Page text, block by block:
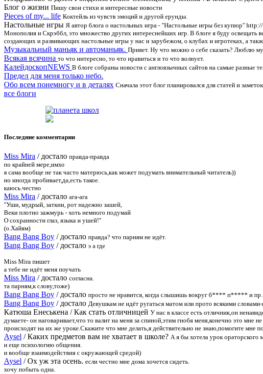
Блог о жизни Пишу свои стихи и интересные новости
Pieces of my... life Коктейль из чувств эмоций и другой ерунды.
Настольные игры Я автор блога о настольных игра - "Настольные игры без купюр"
Монополия и Скрэббл, это множество других интереснейших игр. В блоге я буду освещать
создающих и развивающих настольные игры у нас и зарубежом, о клубах и игротеках, а
Музыкальный маньяк и автоманьяк. Привет. Ну что можно о себе сказать? Люблю
Всякая всячина то что интересно, то что нравиться и то что волнует.
КалейдоскопNEWS В блоге собраны новости с англоязычных сайтов на самые разные
Предел для меня только небо.
Обо всем понемногу и в деталях Сначала этот блог планировался для статей и
все блоги
Последние комментарии
Miss Mira / достало правда-правда
по крайней мере,имхо
я сама вообще не так часто матерюсь,как может подумать внимательный читатель))
но иногда пробивает,да,есть такое.
каюсь.честно
Miss Mira / достало ага-ага
"Уши, мудрый, заткни, рот надежно зашей,
Веки плотно зажмурь - хоть немного подумай
О сохранности глаз, языка и ушей!"
(о.Хайям)
Bang Bang Boy / достало правда? что парням не идёт.
Bang Bang Boy / достало э а где
Miss Mira пишет
а тебе не идёт меня поучать
Miss Mira / достало согласна.
та парням,к слову,тоже)
Bang Bang Boy / достало просто не нравится, когда слышишь вокруг б**** п***** и пр.
Bang Bang Boy / достало Девушкам не идёт ругаться матом или прото всякими
Катюша Енеськена /Как стать отличницей У нас в классе есть отличник,он
думаете- он наговаривает,что то валит на меня за спиной,этим гнобя меня,конечно это
происходят на их же уроке.Скажите что мне делать,я действительно не знаю,помогите мне
Aysel /Каких предметов вам не хватает в школе? А я бы хотела урок ораторского
и еще психологию общения.
и вообще взаимодействия с окружающей средой)
Aysel /Ох уж эта осень. если честно мне дома хочется сидеть.
хочу побыть одна.